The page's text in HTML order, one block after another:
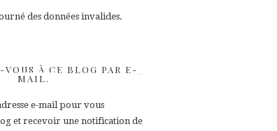
des données invalides.
VOUS À CE BLOG PAR E-
MAIL.
e-mail pour vous
et recevoir une notification de